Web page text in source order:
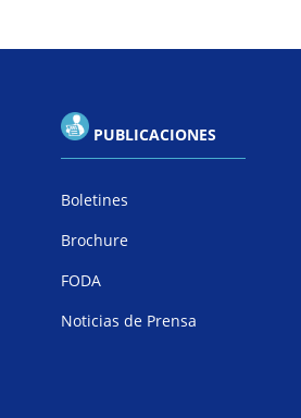
PUBLICACIONES
Boletines
Brochure
FODA
Noticias de Prensa